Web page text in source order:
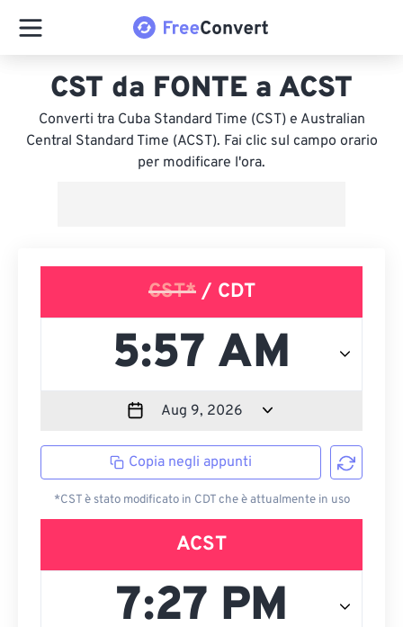
CST da FONTE a ACST
Converti tra Cuba Standard Time (CST) e Australian
Central Standard Time (ACST). Fai clic sul campo orario
per modificare l'ora.
CST*/ CDT
Copia negli appunti
*CST è stato modificato in CDT che è attualmente in uso
ACST